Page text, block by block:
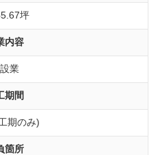
坪
内容
業
期間
期のみ)
箇所